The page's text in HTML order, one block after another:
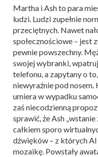
Martha i Ash to para
ludzi. Ludzi zupełnie
przeciętnych. Nawet
społecznościowe – jest
pewnie powszechny.
swojej wybranki,
telefonu, a zapytany o
niewyraźnie pod nosem.
umiera w wypadku
zaś niecodzienną
sprawić, że Ash
całkiem sporo
dźwięków – z których AI
mozaikę. Powstały